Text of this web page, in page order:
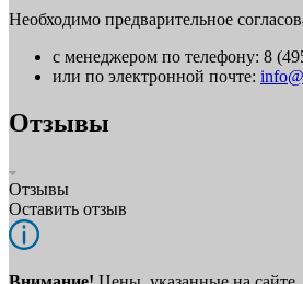
Необходимо предварительное
с менеджером по телефону: 8
или по электронной почте:
Отзывы
Отзывы
Оставить отзыв